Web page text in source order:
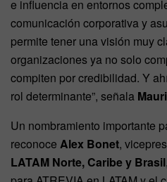
e influencia en entornos
comunicación corporativa y
permite tener una visión muy
organizaciones ya no solo
compiten por credibilidad. Y
rol determinante”, señala
Un nombramiento importante
reconoce Alex Bonet,
LATAM Norte, Caribe y Brasil